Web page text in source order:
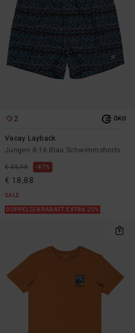
2 ÖKO
Vacay Layback
Jungen 8-16 Blau Schwimmshorts
€ 35,95 47%
€ 18,88
SALE
DOPPELTER RABATT EXTRA 25%